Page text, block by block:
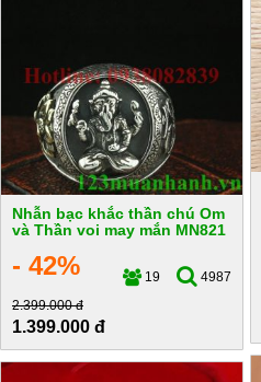
Nhẫn bạc khắc thần chú Om
và Thần voi may mắn MN821
- 42% 19
4987
2.399.000 đ
1.399.000 đ